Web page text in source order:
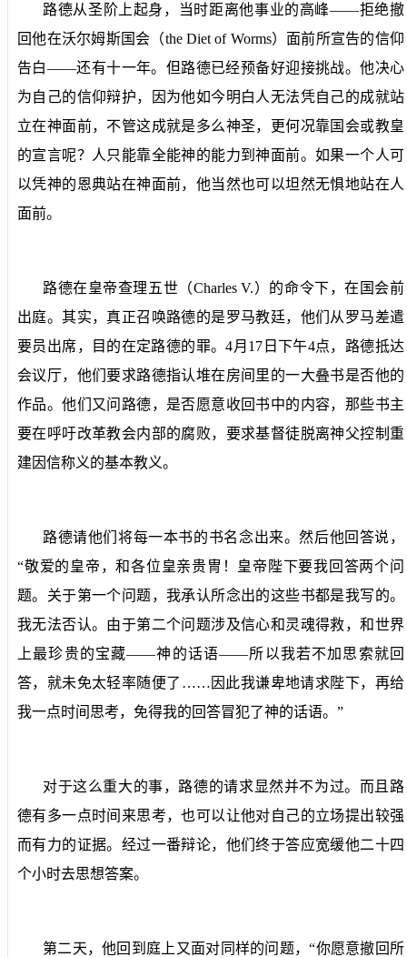
路德从圣阶上起身，当时距离他事业的高峰——拒绝撤
回他在沃尔姆斯国会（the Diet of Worms）面前所宣告的信仰
告白——还有十一年。但路德已经预备好迎接挑战。他决心
为自己的信仰辩护，因为他如今明白人无法凭自己的成就站
立在神面前，不管这成就是多么神圣，更何况靠国会或教皇
的宣言呢？人只能靠全能神的能力到神面前。如果一个人可
以凭神的恩典站在神面前，他当然也可以坦然无惧地站在人
面前。
路德在皇帝查理五世（Charles V.）的命令下，在国会前
出庭。其实，真正召唤路德的是罗马教廷，他们从罗马差遣
要员出席，目的在定路德的罪。4月 17 日下午4点，路德抵达
会议厅，他们要求路德指认堆在房间里的一大叠书是否他的
作品。他们又问路德，是否愿意收回书中的内容，那些书主
要在呼吁改革教会内部的腐败，要求基督徒脱离神父控制重
建因信称义的基本教义。
路德请他们将每一本书的书名念出来。然后他回答说，
“敬爱的皇帝，和各位皇亲贵冑！皇帝陛下要我回答两个问
题。关于第一个问题，我承认所念出的这些书都是我写的。
我无法否认。由于第二个问题涉及信心和灵魂得救，和世界
上最珍贵的宝藏——神的话语——所以我若不加思索就回
答，就未免太轻率随便了……因此我谦卑地请求陛下，再给
我一点时间思考，免得我的回答冒犯了神的话语。”
对于这么重大的事，路德的请求显然并不为过。而且路
德有多一点时间来思考，也可以让他对自己的立场提出较强
而有力的证据。经过一番辩论，他们终于答应宽缓他二十四
个小时去思想答案。
第二天，他回到庭上又面对同样的问题，“你愿意撤回所